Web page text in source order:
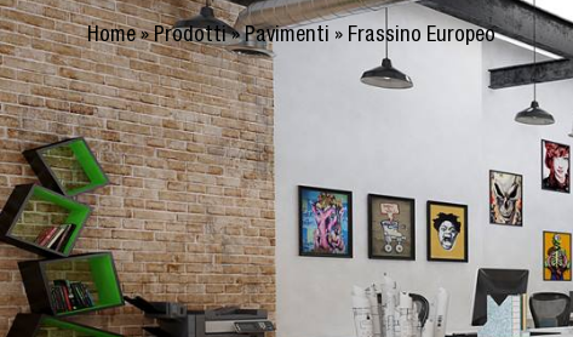
Home»Prodotti»Pavimenti » Frassino Europeo